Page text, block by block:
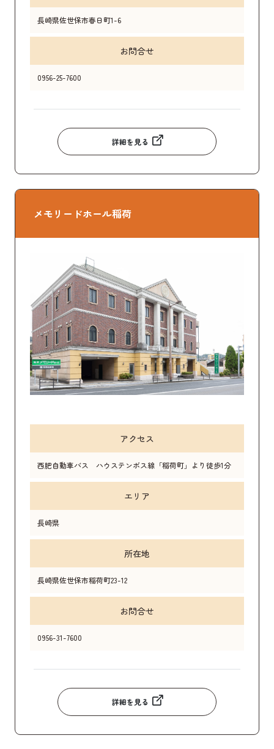
長崎県佐世保市春日町1-6
お問合せ
0956-25-7600
詳細を見る
メモリードホール稲荷
アクセス
西肥自動車バス ハウステンボス線「稲荷町」より徒歩1分
エリア
長崎県
所在地
長崎県佐世保市稲荷町23-12
お問合せ
0956-31-7600
詳細を見る